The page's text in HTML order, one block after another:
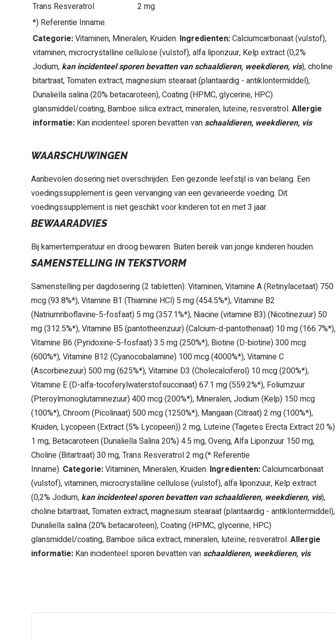
Trans Resveratrol
2 mg
*) Referentie Inname.
Categorie:Vitaminen, Mineralen, Kruiden. Ingredienten:Calciumcarbonaat (vulstof),
vitaminen, microcrystalline cellulose (vulstof), alfa liponzuur, Kelp extract (0,2%
Jodium, kan incidenteel sporen bevatten van schaaldieren, weekdieren, vis), choline
bitartraat, Tomaten extract, magnesium stearaat (plantaardig - antiklontermiddel),
Dunaliella salina (20% betacaroteen), Coating (HPMC, glycerine, HPC)
glansmiddel/coating, Bamboe silica extract, mineralen, luteïne, resveratrol. Allergie
informatie: Kan incidenteel sporen bevatten van schaaldieren, weekdieren, vis
WAARSCHUWINGEN
Aanbevolen dosering niet overschrijden. Een gezonde leefstijl is van belang. Een
voedingssupplement is geen vervanging van een gevarieerde voeding. Dit
voedingssupplement is niet geschikt voor kinderen tot en met 3 jaar.
BEWAARADVIES
Bij kamertemperatuur en droog bewaren. Buiten bereik van jonge kinderen houden.
SAMENSTELLING IN TEKSTVORM
Samenstelling per dagdosering (2 tabletten): Vitaminen, Vitamine A (Retinylacetaat) 750
mcg (93.8%*), Vitamine B1 (Thiamine HCl) 5 mg (454.5%*), Vitamine B2
(Natriumriboflavine-5-fosfaat) 5 mg (357.1%*), Niacine (vitamine B3) (Nicotinezuur) 50
mg (312.5%*), Vitamine B5 (pantotheenzuur) (Calcium-d-pantothenaat) 10 mg (166.7%*),
Vitamine B6 (Pyridoxine-5-fosfaat) 3.5 mg (250%*), Biotine (D-biotine) 300 mcg
(600%*), Vitamine B12 (Cyanocobalamine) 100 mcg (4000%*), Vitamine C
(Ascorbinezuur) 500 mg (625%*), Vitamine D3 (Cholecalciferol) 10 mcg (200%*),
Vitamine E (D-alfa-tocoferylwaterstofsuccinaat) 67.1 mg (559.2%*), Foliumzuur
(Pteroylmonoglutaminezuur) 400 mcg (200%*), Mineralen, Jodium (Kelp) 150 mcg
(100%*), Chroom (Picolinaat) 500 mcg (1250%*), Mangaan (Citraat) 2 mg (100%*),
Kruiden, Lycopeen (Extract (5% Lycopeen)) 2 mg, Luteïne (Tagetes Erecta Extract 20 %)
1 mg, Betacaroteen (Dunaliella Salina 20%) 4.5 mg, Overig, Alfa Liponzuur 150 mg,
Choline (Bitartraat) 30 mg, Trans Resveratrol 2 mg.(* Referentie
Inname). Categorie:Vitaminen, Mineralen, Kruiden. Ingredienten:Calciumcarbonaat
(vulstof), vitaminen, microcrystalline cellulose (vulstof), alfa liponzuur, Kelp extract
(0,2% Jodium, kan incidenteel sporen bevatten van schaaldieren, weekdieren, vis),
choline bitartraat, Tomaten extract, magnesium stearaat (plantaardig - antiklontermiddel),
Dunaliella salina (20% betacaroteen), Coating (HPMC, glycerine, HPC)
glansmiddel/coating, Bamboe silica extract, mineralen, luteïne, resveratrol. Allergie
informatie: Kan incidenteel sporen bevatten van schaaldieren, weekdieren, vis